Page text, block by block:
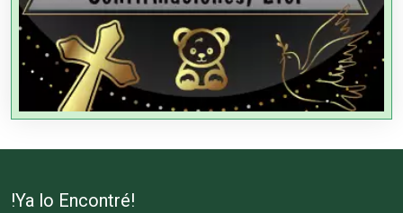
!Ya lo Encontré!